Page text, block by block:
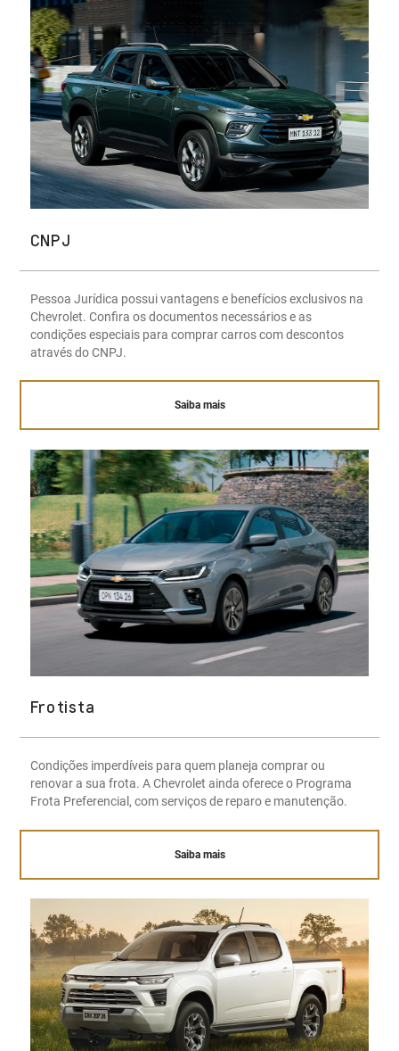
CNPJ
Pessoa Jurídica possui vantagens e benefícios exclusivos na
Chevrolet. Confira os documentos necessários e as
condições especiais para comprar carros com descontos
através do CNPJ.
Saiba mais
Frotista
Condições imperdíveis para quem planeja comprar ou
renovar a sua frota. A Chevrolet ainda oferece o Programa
Frota Preferencial, com serviços de reparo e manutenção.
Saiba mais